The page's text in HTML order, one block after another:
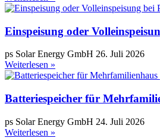
Einspeisung oder
ps Solar Energy GmbH 26. Juli 2026
Weiterlesen »
Batteriespeicher für
ps Solar Energy GmbH 24. Juli 2026
Weiterlesen »